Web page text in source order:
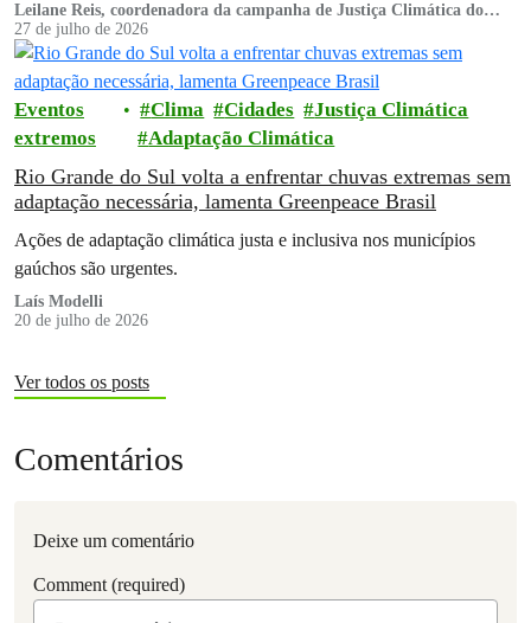
Leilane Reis, coordenadora da campanha de Justiça Climática do
Greenpeace Brasil
27 de julho de 2026
Eventos
extremos
Clima Cidades
Justiça Climática
Adaptação Climática
Rio Grande do Sul volta a enfrentar chuvas extremas sem
adaptação necessária, lamenta Greenpeace Brasil
Ações de adaptação climática justa e inclusiva nos municípios
gaúchos são urgentes.
Laís Modelli
20 de julho de 2026
Ver todos os posts
Comentários
Deixe um comentário
Comment (required)